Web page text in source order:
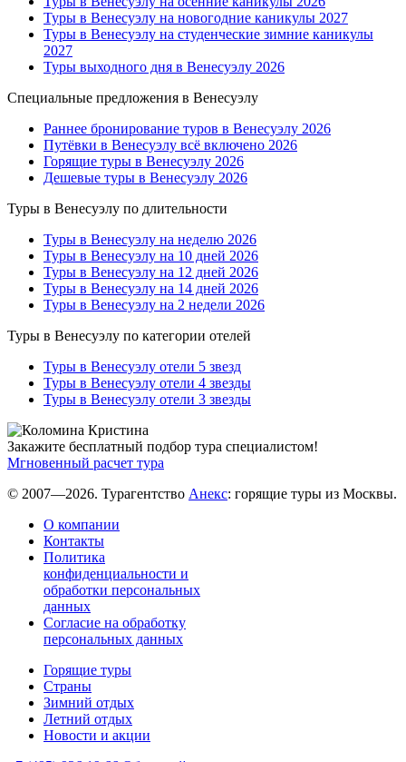
Туры в Венесуэлу на новогодние каникулы 2027
Туры в Венесуэлу на студенческие зимние каникулы
2027
Туры выходного дня в Венесуэлу 2026
Специальные предложения в Венесуэлу
Раннее бронирование туров в Венесуэлу 2026
Путёвки в Венесуэлу всё включено 2026
Горящие туры в Венесуэлу 2026
Дешевые туры в Венесуэлу 2026
Туры в Венесуэлу по длительности
Туры в Венесуэлу на неделю 2026
Туры в Венесуэлу на 10 дней 2026
Туры в Венесуэлу на 12 дней 2026
Туры в Венесуэлу на 14 дней 2026
Туры в Венесуэлу на 2 недели 2026
Туры в Венесуэлу по категории отелей
Туры в Венесуэлу отели 5 звезд
Туры в Венесуэлу отели 4 звезды
Туры в Венесуэлу отели 3 звезды
Закажите бесплатный подбор тура специалистом!
Мгновенный расчет тура
© 2007—2026. Турагентство Анекс: горящие туры из Москвы.
О компании
Контакты
Политика
конфиденциальности и
обработки персональных
данных
Согласие на обработку
персональных данных
Горящие туры
Страны
Зимний отдых
Летний отдых
Новости и акции